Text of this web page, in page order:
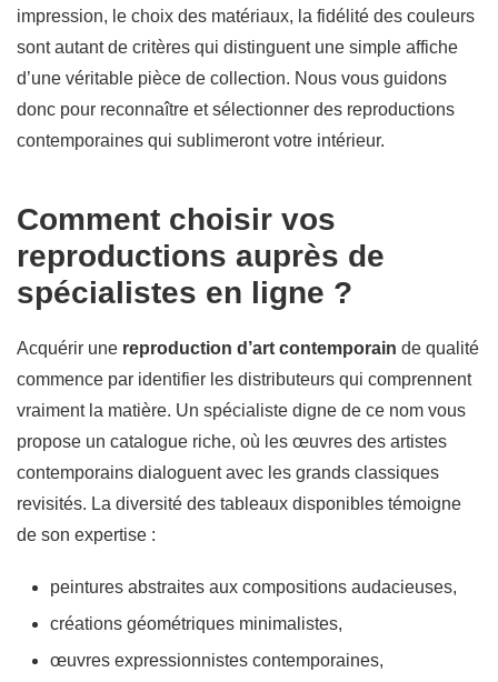
impression, le choix des matériaux, la fidélité des couleurs
sont autant de critères qui distinguent une simple affiche
d’une véritable pièce de collection. Nous vous guidons
donc pour reconnaître et sélectionner des reproductions
contemporaines qui sublimeront votre intérieur.
Comment choisir vos
reproductions auprès de
spécialistes en ligne ?
Acquérir une reproduction d’art contemporain de qualité
commence par identifier les distributeurs qui comprennent
vraiment la matière. Un spécialiste digne de ce nom vous
propose un catalogue riche, où les œuvres des artistes
contemporains dialoguent avec les grands classiques
revisités. La diversité des tableaux disponibles témoigne
de son expertise :
peintures abstraites aux compositions audacieuses,
créations géométriques minimalistes,
œuvres expressionnistes contemporaines,